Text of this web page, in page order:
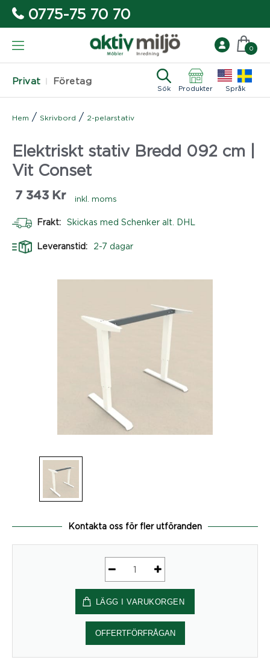
0775-75 70 70
Privat Företag
Sök Produkter Språk
0
Hem / Skrivbord / 2-pelarstativ
Elektriskt stativ Bredd 092 cm |
Vit Conset
7 343 Kr inkl. moms
Frakt: Skickas med Schenker alt. DHL
Leveranstid: 2-7 dagar
Kontakta oss för fler utföranden
Elektriskt
stativ
Bredd
092
cm
|
LÄGG I VARUKORGEN
OFFERTFÖRFRÅGAN